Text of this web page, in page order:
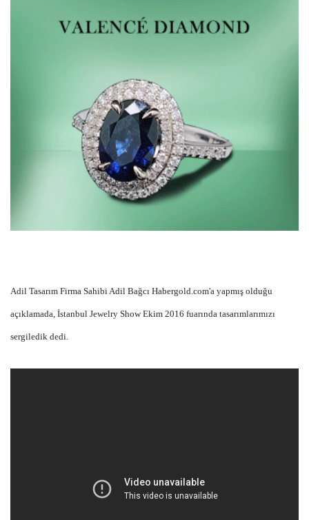
Adil Tasarım Firma Sahibi Adil Bağcı Habergold.com'a yapmış olduğu
açıklamada, İstanbul Jewelry Show Ekim 2016 fuarında tasarımlarımızı
sergiledik dedi.